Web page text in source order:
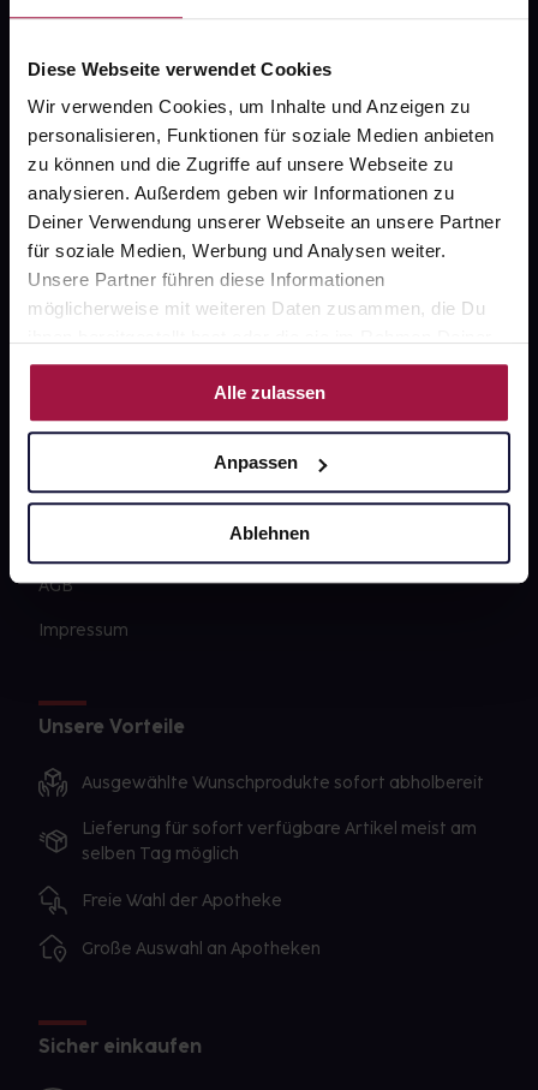
Diese Webseite verwendet Cookies
Wir verwenden Cookies, um Inhalte und Anzeigen zu
personalisieren, Funktionen für soziale Medien anbieten
zu können und die Zugriffe auf unsere Webseite zu
analysieren. Außerdem geben wir Informationen zu
Deiner Verwendung unserer Webseite an unsere Partner
für soziale Medien, Werbung und Analysen weiter.
Unsere Partner führen diese Informationen
möglicherweise mit weiteren Daten zusammen, die Du
Nutzung der Dienste gesammelt haben.
Alle zulassen
Anpassen
Ablehnen
Widerrufsformular
gesund.de
Über uns
Karriere
Newsletter
Barrierefreiheitserklärung
Sanitätshäuser
AGB
Impressum
Unsere Vorteile
Ausgewählte Wunschprodukte sofort abholbereit
Lieferung für sofort verfügbare Artikel meist am
selben Tag möglich
Freie Wahl der Apotheke
Große Auswahl an Apotheken
Sicher einkaufen